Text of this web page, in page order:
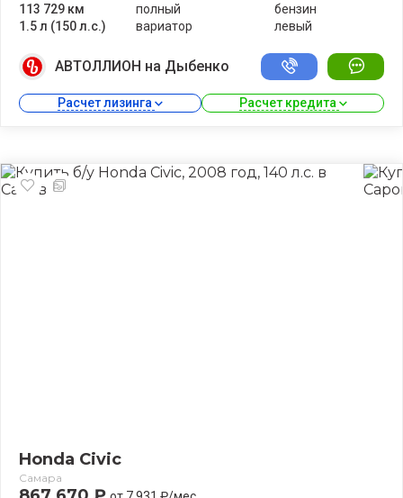
113 729 км
1.5 л (150 л.с.)
полный
вариатор
бензин
левый
АВТОЛЛИОН на Дыбенко
Расчет лизинга Расчет кредита
Honda Civic
Самара